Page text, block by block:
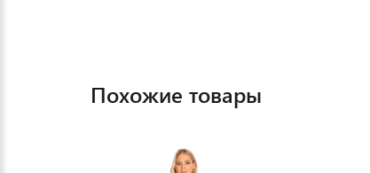
Похожие товары